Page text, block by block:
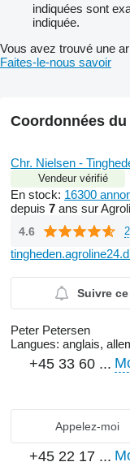
indiquées sont
indiquée.
Vous avez trouvé une
Faites-le-nous savoir
Coordonnées
Chr. Nielsen -
Vendeur vérifié
En stock: 16300
depuis 7 ans sur
4.6
Suivre
Peter Petersen
Langues: anglais,
+45 33 60 ...
Appelez-moi
+45 22 17 ...